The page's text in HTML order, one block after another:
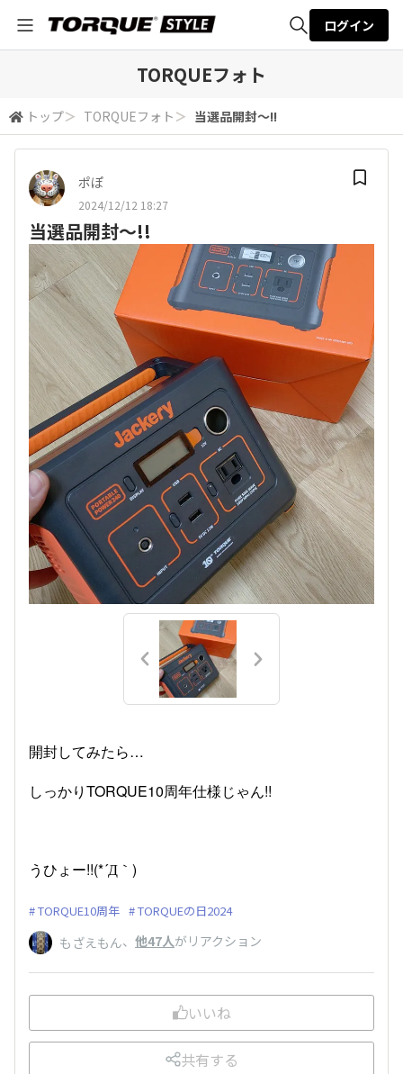
検索
ログイン
TORQUEフォト
トップ＞ TORQUEフォト ＞ 当選品開封〜!!
ポぽ
2024/12/12 18:27
当選品開封〜!!
開封してみたら…
しっかりTORQUE10周年仕様じゃん!!
うひょー!!(*´Д｀)
TORQUE10周年 TORQUEの日2024
もざえもん、 他47人がリアクション
いいね
共有する